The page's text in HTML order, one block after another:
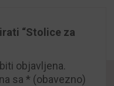
“Stolice za
objavljena.
sa * (obavezno)